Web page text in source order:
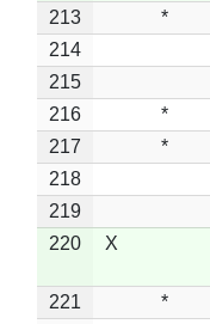
213 *
214
215
216
*
217
*
218
219
220
X
221 *